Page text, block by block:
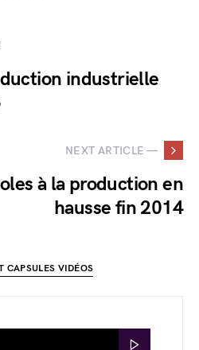
industrielle
NEXT ARTICLE —
à la production en
hausse fin 2014
CAPSULES VIDÉOS